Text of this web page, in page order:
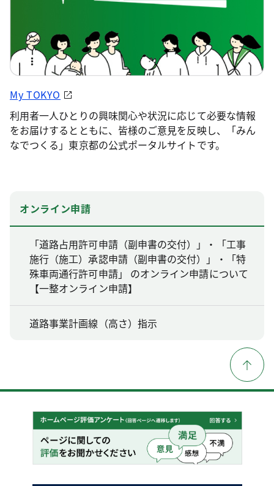
My TOKYO
利用者一人ひとりの興味関心や状況に応じて必要な情報
をお届けするとともに、皆様のご意見を反映し、「みん
なでつくる」東京都の公式ポータルサイトです。
オンライン申請
「道路占用許可申請（副申書の交付）」・「工事
施行（施工）承認申請（副申書の交付）」・「特
殊車両通行許可申請」 のオンライン申請について
【一整オンライン申請】
道路事業計画線（高さ）指示